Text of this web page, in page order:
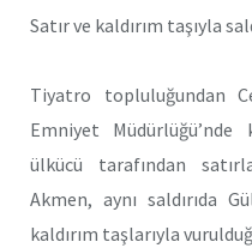
Satır ve kaldırım taşıyla
Tiyatro topluluğundan
Emniyet
ülkücü tarafından
Akmen, aynı saldırıda
kaldırım taşlarıyla